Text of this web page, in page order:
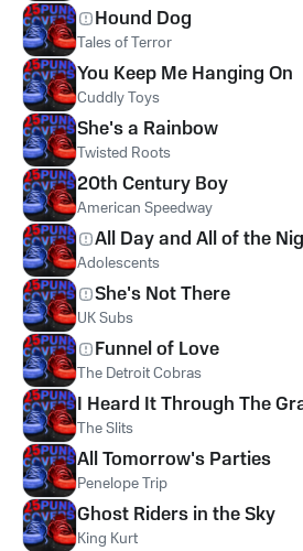
Hound Dog
Tales of Terror
You Keep Me Hanging On
Cuddly Toys
She's a Rainbow
Twisted Roots
20th Century Boy
American Speedway
All Day and All of the
Adolescents
She's Not There
UK Subs
Funnel of Love
The Detroit Cobras
I Heard It Through The
The Slits
All Tomorrow's Parties
Penelope Trip
Ghost Riders in the Sky
King Kurt